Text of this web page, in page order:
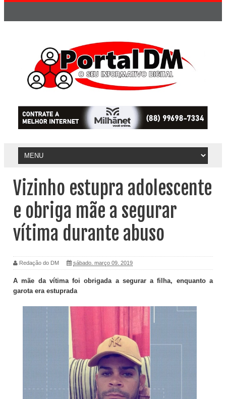
Vizinho estupra adolescente
e obriga mãe a segurar
vítima durante abuso
Redação do DM sábado, março 09, 2019
A mãe da vítima foi obrigada a segurar a filha, enquanto a
garota era estuprada